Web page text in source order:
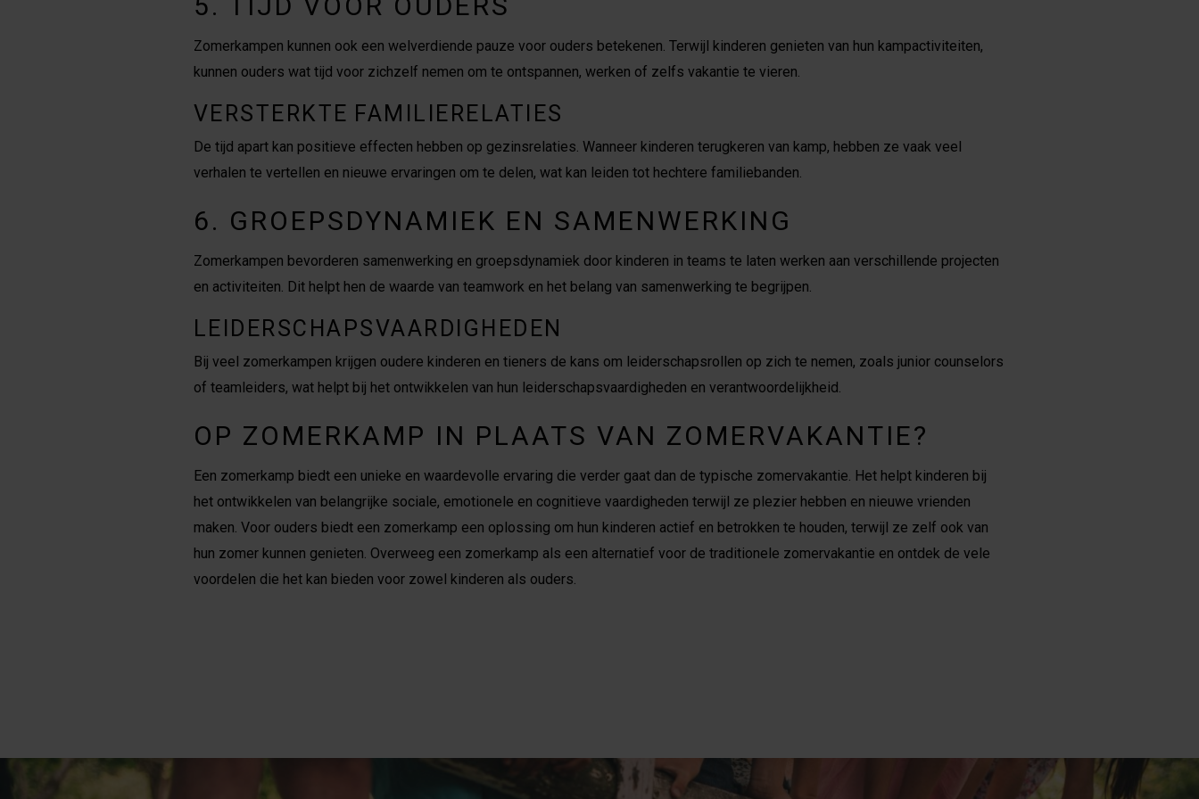
Zomerkampen kunnen ook een welverdiende pauze voor ouders betekenen. Terwijl kinderen genieten van hun kampactiviteiten,
kunnen ouders wat tijd voor zichzelf nemen om te ontspannen, werken of zelfs vakantie te vieren.
VERSTERKTE FAMILIERELATIES
De tijd apart kan positieve effecten hebben op gezinsrelaties. Wanneer kinderen terugkeren van kamp, hebben ze vaak veel
verhalen te vertellen en nieuwe ervaringen om te delen, wat kan leiden tot hechtere familiebanden.
6. GROEPSDYNAMIEK EN SAMENWERKING
Zomerkampen bevorderen samenwerking en groepsdynamiek door kinderen in teams te laten werken aan verschillende projecten
en activiteiten. Dit helpt hen de waarde van teamwork en het belang van samenwerking te begrijpen.
LEIDERSCHAPSVAARDIGHEDEN
Bij veel zomerkampen krijgen oudere kinderen en tieners de kans om leiderschapsrollen op zich te nemen, zoals junior counselors
of teamleiders, wat helpt bij het ontwikkelen van hun leiderschapsvaardigheden en verantwoordelijkheid.
OP ZOMERKAMP IN PLAATS VAN ZOMERVAKANTIE?
Een zomerkamp biedt een unieke en waardevolle ervaring die verder gaat dan de typische zomervakantie. Het helpt kinderen bij
het ontwikkelen van belangrijke sociale, emotionele en cognitieve vaardigheden terwijl ze plezier hebben en nieuwe vrienden
maken. Voor ouders biedt een zomerkamp een oplossing om hun kinderen actief en betrokken te houden, terwijl ze zelf ook van
hun zomer kunnen genieten. Overweeg een zomerkamp als een alternatief voor de traditionele zomervakantie en ontdek de vele
voordelen die het kan bieden voor zowel kinderen als ouders.